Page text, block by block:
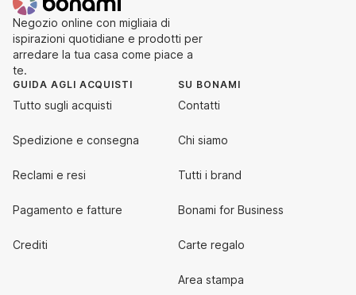
Negozio online con migliaia di
ispirazioni quotidiane e prodotti per
arredare la tua casa come piace a
te.
GUIDA AGLI ACQUISTI
Tutto sugli acquisti
Spedizione e consegna
Reclami e resi
Pagamento e fatture
Crediti
SU BONAMI
Contatti
Chi siamo
Tutti i brand
Bonami for Business
Carte regalo
Area stampa